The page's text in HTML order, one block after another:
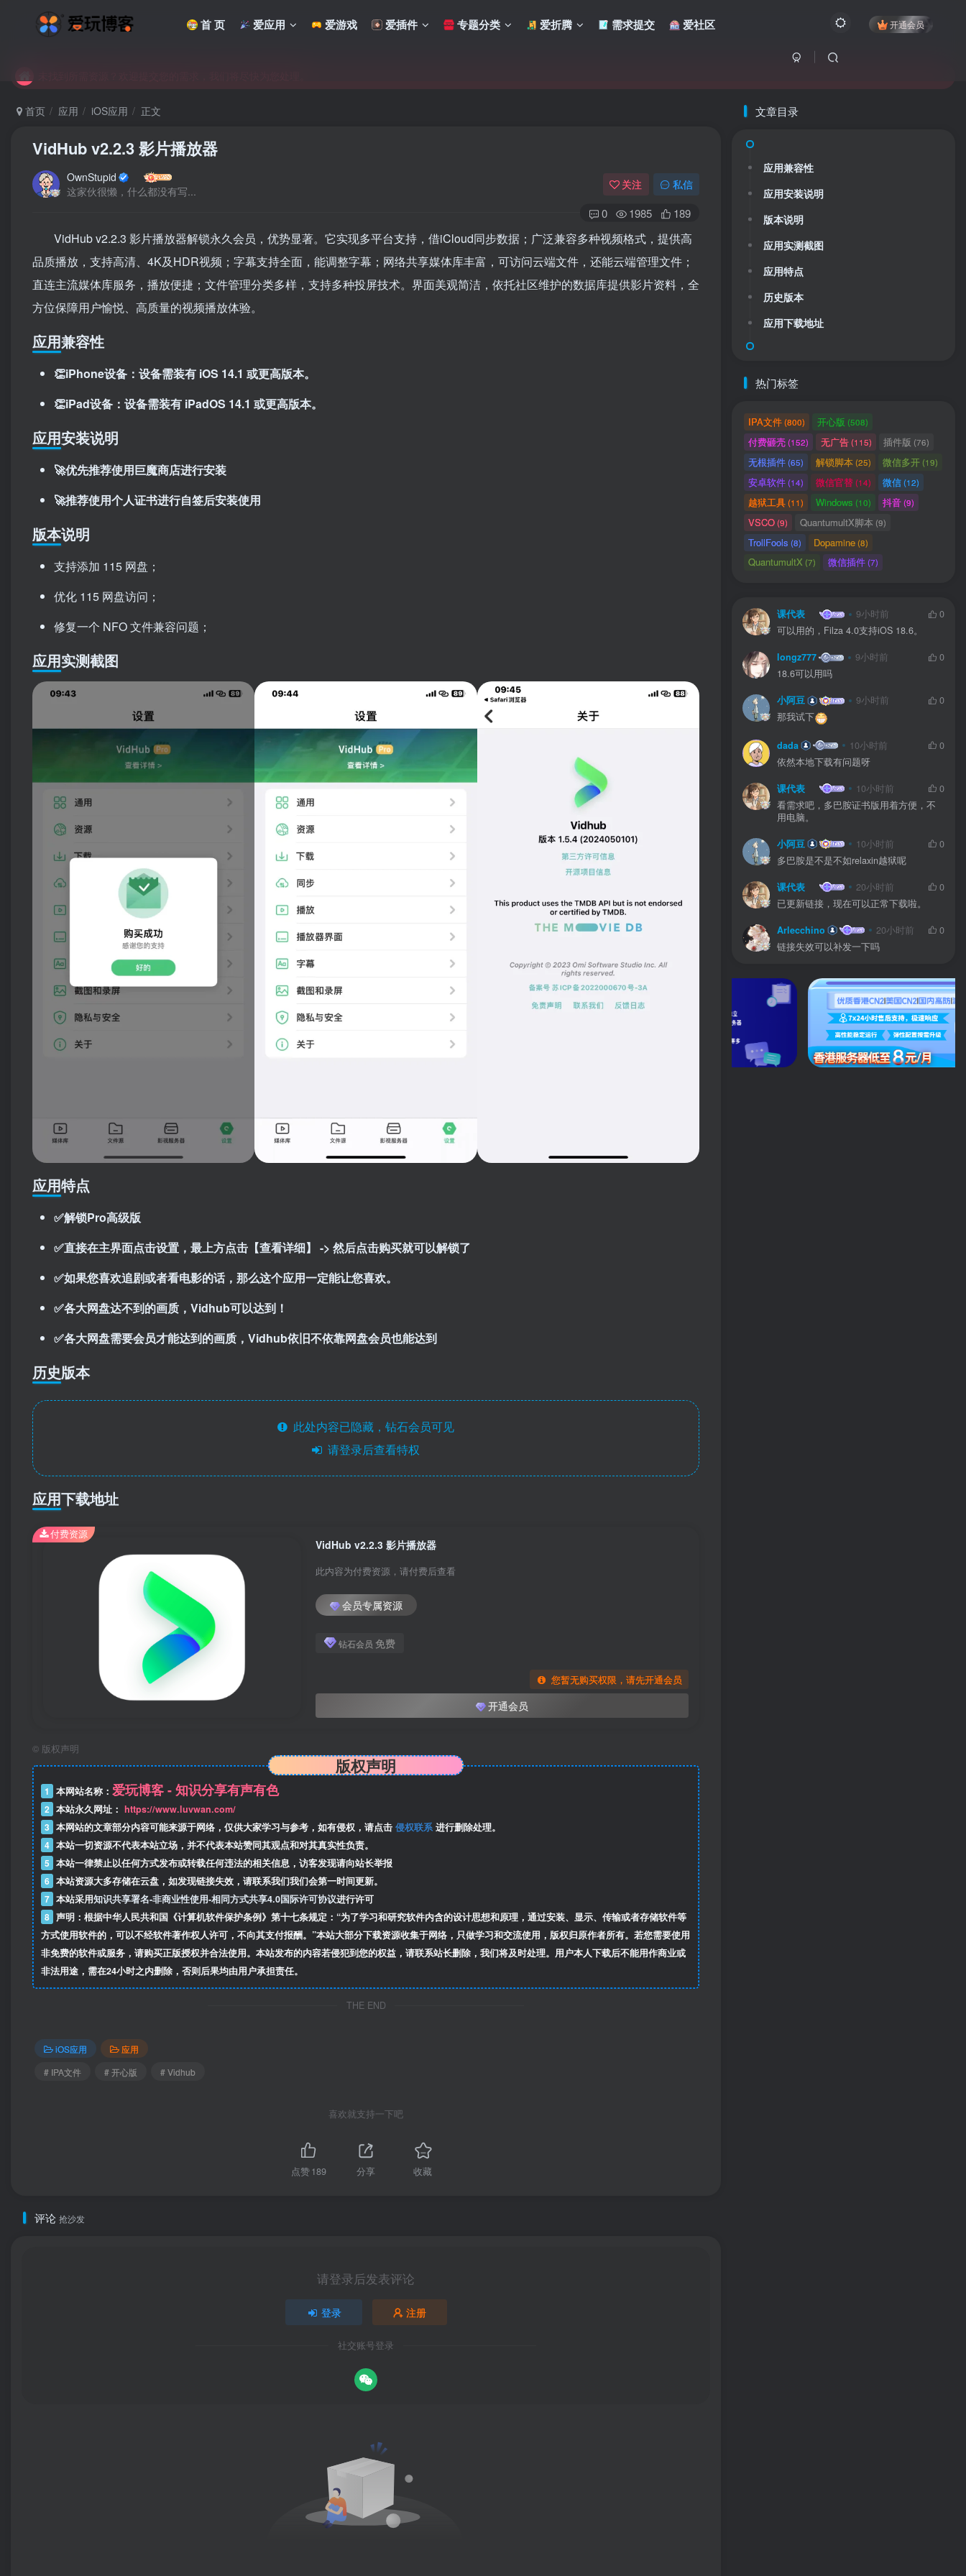
首 页 爱应用 爱游戏 爱插件 专题分类 爱折腾 需求提交 爱社区 开通会员
未找到所需资源？欢迎提交您的需求，我们将尽快为您处理。
首页 应用 iOS应用 正文
VidHub v2.2.3 影片播放器
OwnStupid
这家伙很懒，什么都没有写...
关注 私信
0 1985 189
VidHub v2.2.3 影片播放器解锁永久会员，优势显著。它实现多平台支持，借iCloud同步数据；广泛兼容多种视频格式，提供高
品质播放，支持高清、4K及HDR视频；字幕支持全面，能调整字幕；网络共享媒体库丰富，可访问云端文件，还能云端管理文件；
直连主流媒体库服务，播放便捷；文件管理分类多样，支持多种投屏技术。界面美观简洁，依托社区维护的数据库提供影片资料，全
方位保障用户愉悦、高质量的视频播放体验。
应用兼容性
👏iPhone设备：设备需装有 iOS 14.1 或更高版本。
👏iPad设备：设备需装有 iPadOS 14.1 或更高版本。
应用安装说明
🚀优先推荐使用巨魔商店进行安装
🚀推荐使用个人证书进行自签后安装使用
版本说明
支持添加 115 网盘；
优化 115 网盘访问；
修复一个 NFO 文件兼容问题；
应用实测截图
应用特点
✅解锁Pro高级版
✅直接在主界面点击设置，最上方点击【查看详细】 -> 然后点击购买就可以解锁了
✅如果您喜欢追剧或者看电影的话，那么这个应用一定能让您喜欢。
✅各大网盘达不到的画质，Vidhub可以达到！
✅各大网盘需要会员才能达到的画质，Vidhub依旧不依靠网盘会员也能达到
历史版本
此处内容已隐藏，钻石会员可见
请登录后查看特权
应用下载地址
VidHub v2.2.3 影片播放器
此内容为付费资源，请付费后查看
会员专属资源
钻石会员 免费
您暂无购买权限，请先开通会员
开通会员
付费资源
© 版权声明
版权声明
1 本网站名称： 爱玩博客 - 知识分享有声有色
2 本站永久网址： https://www.luvwan.com/
3 本网站的文章部分内容可能来源于网络，仅供大家学习与参考，如有侵权，请点击 侵权联系 进行删除处理。
4 本站一切资源不代表本站立场，并不代表本站赞同其观点和对其真实性负责。
5 本站一律禁止以任何方式发布或转载任何违法的相关信息，访客发现请向站长举报
6 本站资源大多存储在云盘，如发现链接失效，请联系我们我们会第一时间更新。
7 本站采用知识共享署名-非商业性使用-相同方式共享4.0国际许可协议进行许可
8 声明：根据中华人民共和国《计算机软件保护条例》第十七条规定：“为了学习和研究软件内含的设计思想和原理，通过安装、显示、传输或者存储软件等
方式使用软件的，可以不经软件著作权人许可，不向其支付报酬。”本站大部分下载资源收集于网络，只做学习和交流使用，版权归原作者所有。若您需要使用
非免费的软件或服务，请购买正版授权并合法使用。本站发布的内容若侵犯到您的权益，请联系站长删除，我们将及时处理。用户本人下载后不能用作商业或
非法用途，需在24小时之内删除，否则后果均由用户承担责任。
THE END
iOS应用
应用
# IPA文件
# 开心版 # Vidhub
喜欢就支持一下吧
点赞189 分享 收藏
评论 抢沙发
请登录后发表评论
登录 注册
社交账号登录
文章目录
应用兼容性
应用安装说明
版本说明
应用实测截图
应用特点
历史版本
应用下载地址
热门标签
IPA文件(800) 开心版 (508)
付费砸壳(152) 无广告(115) 插件版 (76)
无根插件(65) 解锁脚本(25) 微信多开(19)
安卓软件(14) 微信官替(14) 微信(12)
越狱工具(11) Windows (10) 抖音(9)
VSCO(9) QuantumultX脚本 (9)
TrollFools (8) Dopamine(8)
QuantumultX (7) 微信插件(7)
课代表 9小时前
0
可以用的，Filza 4.0支持iOS 18.6。
longz777 9小时前
0
18.6可以用吗
小阿豆 9小时前
0
那我试下
dada 10小时前
0
依然本地下载有问题呀
课代表 10小时前
0
看需求吧，多巴胺证书版用着方便，不
用电脑。
小阿豆 10小时前
0
多巴胺是不是不如relaxin越狱呢
课代表 20小时前
0
已更新链接，现在可以正常下载啦。
Arlecchino 20小时前
0
链接失效可以补发一下吗